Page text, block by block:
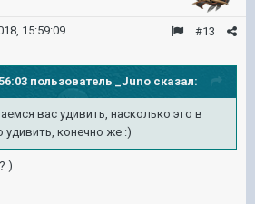
#13
15:59:09
пользователь _Juno сказал:
вас удивить, насколько это в
удивить, конечно же :)
)